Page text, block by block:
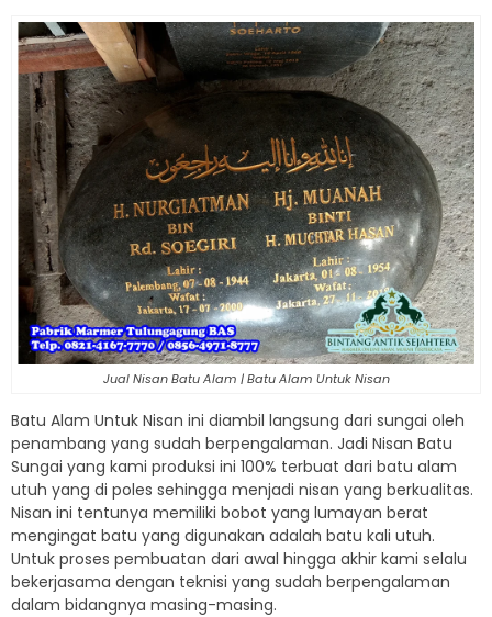
Jual Nisan Batu Alam | Batu Alam Untuk Nisan
Batu Alam Untuk Nisan ini diambil langsung dari sungai oleh
penambang yang sudah berpengalaman. Jadi Nisan Batu
Sungai yang kami produksi ini 100% terbuat dari batu alam
utuh yang di poles sehingga menjadi nisan yang berkualitas.
Nisan ini tentunya memiliki bobot yang lumayan berat
mengingat batu yang digunakan adalah batu kali utuh.
Untuk proses pembuatan dari awal hingga akhir kami selalu
bekerjasama dengan teknisi yang sudah berpengalaman
dalam bidangnya masing-masing.